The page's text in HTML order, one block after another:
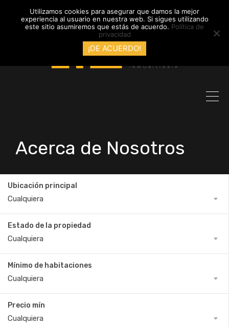
info@inmobiliariadyl.com
Acerca de Nosotros
Ubicación principal
Cualquiera
Estado de la propiedad
Cualquiera
Mínimo de habitaciones
Cualquiera
Precio mín
Cualquiera
Utilizamos cookies para asegurar que damos la mejor
experiencia al usuario en nuestra web. Si sigues utilizando
este sitio asumiremos que estás de acuerdo. Política de
privacidad
¡DE ACUERDO!